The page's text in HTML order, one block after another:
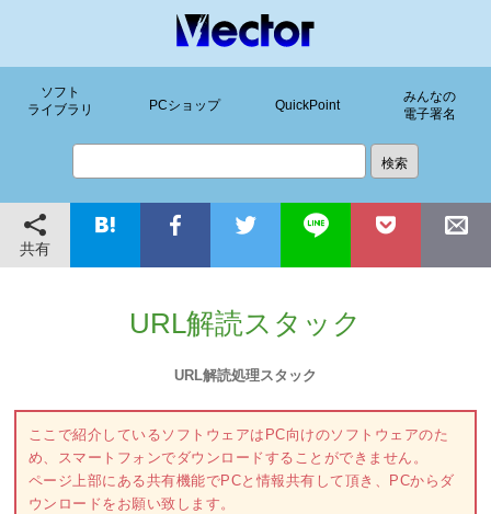
ソフト
ライブラリ
PCショップ QuickPoint
みんなの
電子署名
共有
URL解読スタック
URL解読処理スタック
ここで紹介しているソフトウェアはPC向けのソフトウェアのた
め、スマートフォンでダウンロードすることができません。
ページ上部にある共有機能でPCと情報共有して頂き、PCからダ
ウンロードをお願い致します。